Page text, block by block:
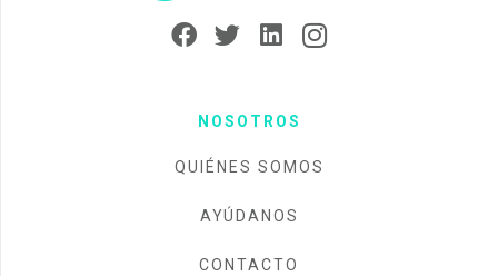
NOSOTROS
QUIÉNES SOMOS
AYÚDANOS
CONTACTO